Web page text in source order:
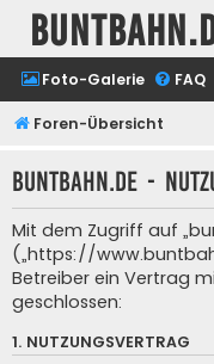
Foto-Galerie FAQ
Foren-Übersicht
buntbahn.de -
Mit dem Zugriff auf
(„https://
Betreiber ein Vertrag
geschlossen:
1. NUTZUNGSVERTRAG